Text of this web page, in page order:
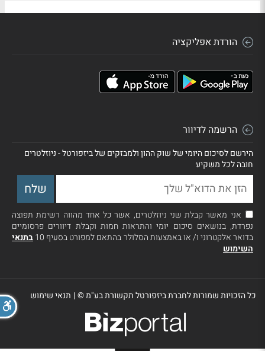
הורדת אפליקציה
הרשמה לדיוור
הירשם לסיכום היומי של שוק ההון ולמבזקים של ביזפורטל - ניוזלטרים
חובה לכל משקיע
אני מאשר קבלת שני ניוזלטרים, אשר כל אחד מהווה רשימת תפוצה
נפרדת, בנושאים סיכום יומי והתראות חמות וקבלת דיוורים פרסומיים
בדואר אלקטרוני ו/ או באמצעות הסלולר בהתאם למפורט בסעיף 10
בתנאי
השימוש
כל הזכויות שמורות לחברת ביזפורטל תקשורת בע"מ ©| תנאי שימוש